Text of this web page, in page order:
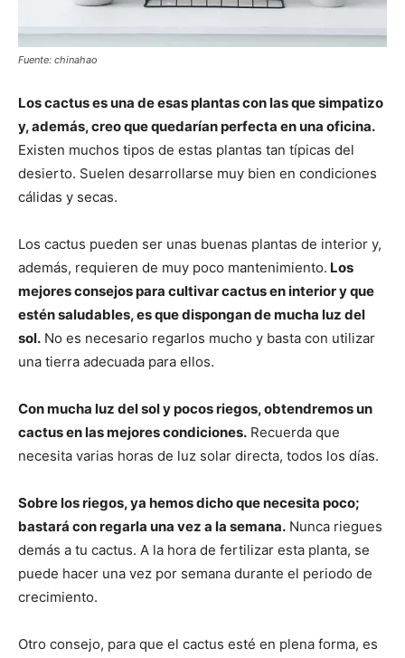
Fuente: chinahao
Los cactus es una de esas plantas con las que simpatizo
y, además, creo que quedarían perfecta en una oficina.
Existen muchos tipos de estas plantas tan típicas del
desierto. Suelen desarrollarse muy bien en condiciones
cálidas y secas.
Los cactus pueden ser unas buenas plantas de interior y,
además, requieren de muy poco mantenimiento. Los
mejores consejos para cultivar cactus en interior y que
estén saludables, es que dispongan de mucha luz del
sol. No es necesario regarlos mucho y basta con utilizar
una tierra adecuada para ellos.
Con mucha luz del sol y pocos riegos, obtendremos un
cactus en las mejores condiciones. Recuerda que
necesita varias horas de luz solar directa, todos los días.
Sobre los riegos, ya hemos dicho que necesita poco;
bastará con regarla una vez a la semana. Nunca riegues
demás a tu cactus. A la hora de fertilizar esta planta, se
puede hacer una vez por semana durante el periodo de
crecimiento.
Otro consejo, para que el cactus esté en plena forma, es